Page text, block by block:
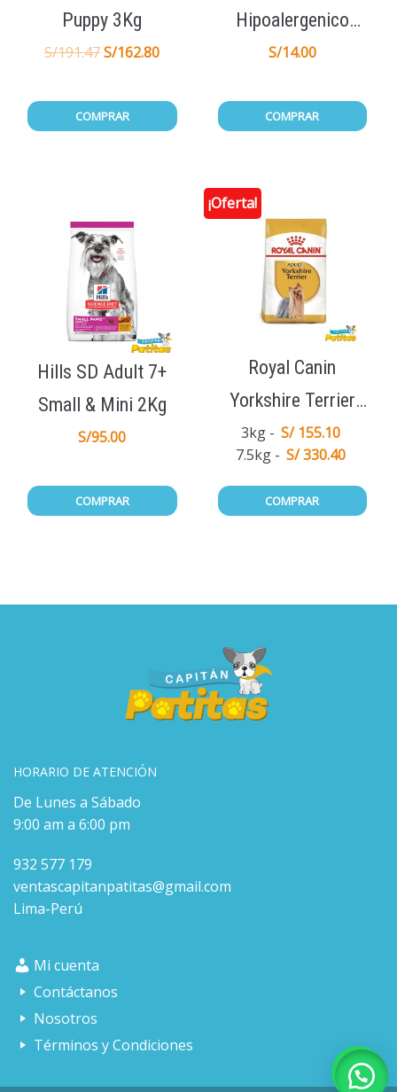
Puppy 3Kg
S/191.47S/162.80
COMPRAR
Hipoalergenico
Lata 330gr
S/14.00
COMPRAR
Hills SD Adult 7+
Small & Mini 2Kg
S/95.00
COMPRAR
¡Oferta!
Royal Canin
Yorkshire Terrier
Adulto
3kg
S/ 155.10
7.5kg
S/ 330.40
COMPRAR
HORARIO DE ATENCIÓN
De Lunes a Sábado
9:00 am a 6:00 pm
932 577 179
ventascapitanpatitas@gmail.com
Lima-Perú
Mi cuenta
Contáctanos
Nosotros
Términos y Condiciones